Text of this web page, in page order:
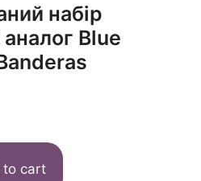
набір
Blue
to cart